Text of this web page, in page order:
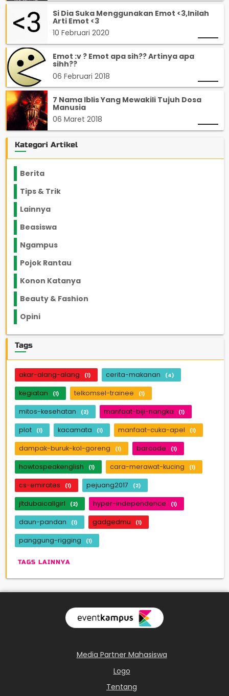
Si Dia Suka Menggunakan Emot <3,Inilah
Arti Emot <3
10 Februari 2020
Emot :v ? Emot apa sih?? Artinya apa
sihh??
06 Februari 2018
7 Nama Iblis Yang Mewakili Tujuh Dosa
Manusia
06 Maret 2018
Kategori Artikel
Berita
Tips & Trik
Lainnya
Beasiswa
Ngampus
Pojok Rantau
Konon Katanya
Beauty & Fashion
Opini
Tags
akar-alang-alang (1) cerita-makanan (4)
kegiatan (1) telkomsel-trainee (1)
mitos-kesehatan (2) manfaat-biji-nangka (1)
plot (1) kacamata (1) manfaat-cuka-apel (1)
dampak-buruk-kol-goreng (1) barcode (1)
howtospeakenglish (1) cara-merawat-kucing (1)
cs-emirates (1) pejuang2017 (2)
jltdubaicallgirl (2) hyper-independence (1)
daun-pandan (1) gadgedmu (1)
panggung-rigging (1)
TAGS LAINNYA
Media Partner Mahasiswa
Logo
Tentang